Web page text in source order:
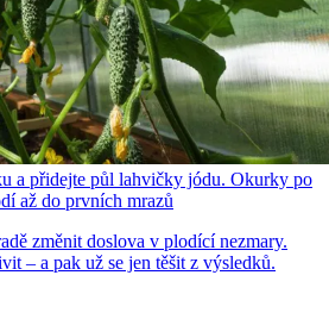
a přidejte půl lahvičky jódu. Okurky po
až do prvních mrazů
změnit doslova v plodící nezmary.
– a pak už se jen těšit z výsledků.